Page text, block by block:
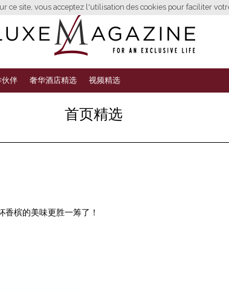
ce site, vous acceptez l'utilisation des cookies pour faciliter
伙伴 奢华酒店精选 视频精选
首页精选
槟的美味更胜一筹了！